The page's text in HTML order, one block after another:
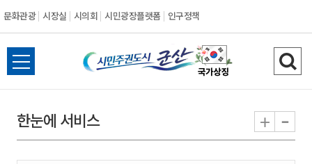
문화관광 시장실 시의회 시민광장플랫폼 인구정책
시
민
권
전
체
뉴
열
검
색
기
한눈에 서비스 + -